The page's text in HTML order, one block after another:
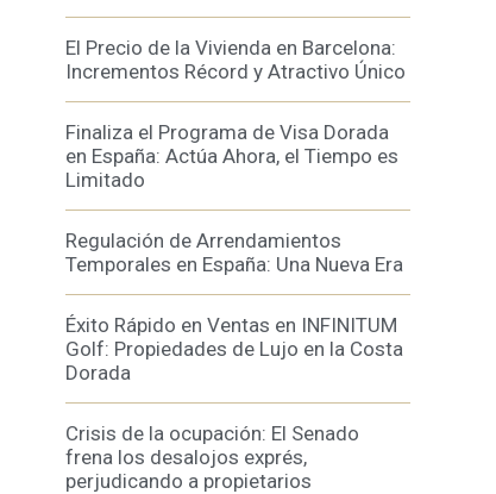
El Precio de la Vivienda en Barcelona:
Incrementos Récord y Atractivo Único
Finaliza el Programa de Visa Dorada
en España: Actúa Ahora, el Tiempo es
Limitado
Regulación de Arrendamientos
Temporales en España: Una Nueva Era
Éxito Rápido en Ventas en INFINITUM
Golf: Propiedades de Lujo en la Costa
Dorada
Crisis de la ocupación: El Senado
frena los desalojos exprés,
perjudicando a propietarios